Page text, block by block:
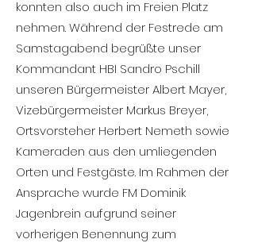
konnten also auch im Freien Platz
nehmen. Während der Festrede am
Samstagabend begrüßte unser
Kommandant HBI Sandro Pschill
unseren Bürgermeister Albert Mayer,
Vizebürgermeister Markus Breyer,
Ortsvorsteher Herbert Nemeth sowie
Kameraden aus den umliegenden
Orten und Festgäste. Im Rahmen der
Ansprache wurde FM Dominik
Jagenbrein aufgrund seiner
vorherigen Benennung zum